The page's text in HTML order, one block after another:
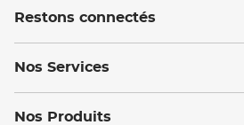
Restons connectés
Nos Services
Nos Produits